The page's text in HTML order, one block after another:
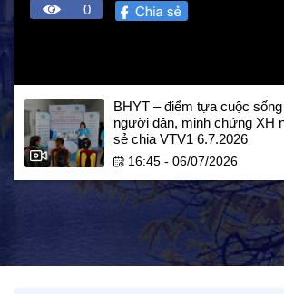
Hoạt động Chữ Thập đỏ
Hoạt động nhân đạo cả nước
0
BHYT – điểm tựa cuộc
người dân, minh chứng XH
sẻ chia VTV1 6.7.2026
16:45 - 06/07/2026